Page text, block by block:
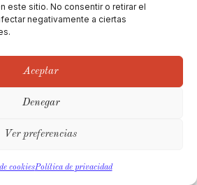
este sitio. No consentir o retirar el
negativamente a ciertas
Aceptar
Denegar
Ver preferencias
cookiesPolítica de privacidad